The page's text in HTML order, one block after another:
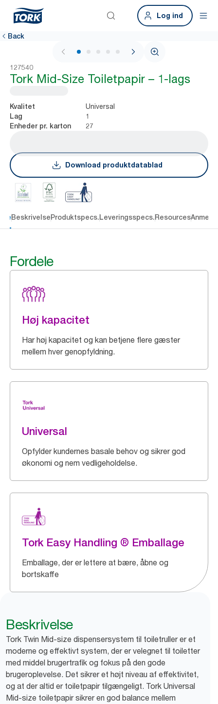
Log ind
Back
1 / 5
127540
Tork Mid-Size Toiletpapir – 1-lags
Kvalitet Universal
Lag 1
Enheder pr. karton 27
Download produktdatablad
BeskrivelseProduktspecs.Leveringsspecs.Resources
Fordele
Høj kapacitet
Har høj kapacitet og kan betjene flere gæster
mellem hver genopfyldning.
Universal
Opfylder kundernes basale behov og sikrer god
økonomi og nem vedligeholdelse.
Tork Easy Handling ® Emballage
Emballage, der er lettere at bære, åbne og
bortskaffe
Beskrivelse
Tork Twin Mid-size dispensersystem til toiletruller er et
moderne og effektivt system, der er velegnet til toiletter
med middel brugertrafik og fokus på den gode
brugeroplevelse. Det sikrer et højt niveau af effektivitet,
og at der altid er toiletpapir tilgængeligt. Tork Universal
Mid-size toiletpapir sikrer en god balance mellem